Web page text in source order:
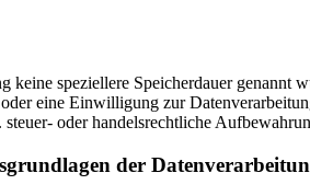
keine speziellere Speicherdauer
eine Einwilligung zur
oder handelsrechtliche
der